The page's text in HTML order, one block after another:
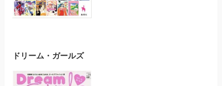
ドリーム・ガールズ